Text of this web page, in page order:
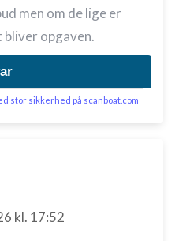
men om de lige er
bliver opgaven.
stor sikkerhed på scanboat.com
kl. 17:52